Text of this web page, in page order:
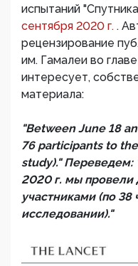
испытаний
сентября 2020 г. .
рецензирование
им. Гамалеи во
интересует,
материала:
"Between June 18
76 participants to
study)." Переведем:
2020 г. мы провели
участниками (по
исследовании)."